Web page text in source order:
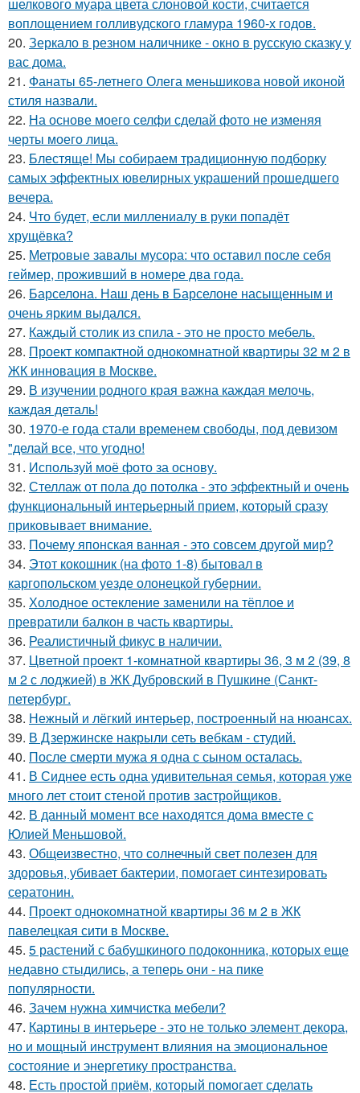
воплощением голливудского гламура 1960-х годов.
20. Зеркало в резном наличнике - окно в русскую сказку у
вас дома.
21. Фанаты 65-летнего Олега меньшикова новой иконой
стиля назвали.
22. На основе моего селфи сделай фото не изменяя
черты моего лица.
23. Блестяще! Мы собираем традиционную подборку
самых эффектных ювелирных украшений прошедшего
вечера.
24. Что будет, если миллениалу в руки попадёт
хрущёвка?
25. Метровые завалы мусора: что оставил после себя
геймер, проживший в номере два года.
26. Барселона. Наш день в Барселоне насыщенным и
очень ярким выдался.
27. Каждый столик из спила - это не просто мебель.
28. Проект компактной однокомнатной квартиры 32 м 2 в
ЖК инновация в Москве.
29. В изучении родного края важна каждая мелочь,
каждая деталь!
30. 1970-е года стали временем свободы, под девизом
"делай все, что угодно!
31. Используй моё фото за основу.
32. Стеллаж от пола до потолка - это эффектный и очень
функциональный интерьерный прием, который сразу
приковывает внимание.
33. Почему японская ванная - это совсем другой мир?
34. Этот кокошник (на фото 1-8) бытовал в
каргопольском уезде олонецкой губернии.
35. Холодное остекление заменили на тёплое и
превратили балкон в часть квартиры.
36. Реалистичный фикус в наличии.
37. Цветной проект 1-комнатной квартиры 36, 3 м 2 (39, 8
м 2 с лоджией) в ЖК Дубровский в Пушкине (Санкт-
петербург.
38. Нежный и лёгкий интерьер, построенный на нюансах.
39. В Дзержинске накрыли сеть вебкам - студий.
40. После смерти мужа я одна с сыном осталась.
41. В Сиднее есть одна удивительная семья, которая уже
много лет стоит стеной против застройщиков.
42. В данный момент все находятся дома вместе с
Юлией Меньшовой.
43. Общеизвестно, что солнечный свет полезен для
здоровья, убивает бактерии, помогает синтезировать
сератонин.
44. Проект однокомнатной квартиры 36 м 2 в ЖК
павелецкая сити в Москве.
45. 5 растений с бабушкиного подоконника, которых еще
недавно стыдились, а теперь они - на пике
популярности.
46. Зачем нужна химчистка мебели?
47. Картины в интерьере - это не только элемент декора,
но и мощный инструмент влияния на эмоциональное
состояние и энергетику пространства.
48. Есть простой приём, который помогает сделать